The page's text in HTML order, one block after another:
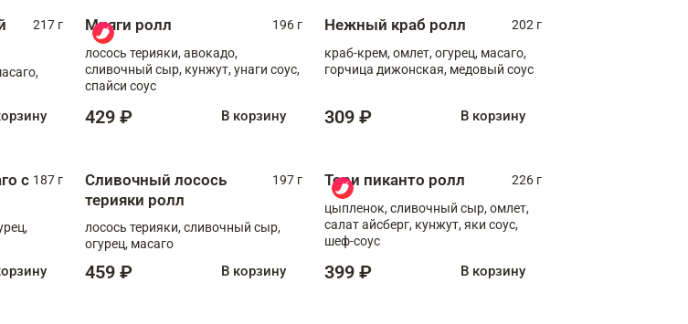
217 г Мияги ролл
196 г
лосось терияки, авокадо,
сливочный сыр, кунжут, унаги соус,
спайси соус
429 ₽ В корзину
Нежный краб ролл
202 г
краб-крем, омлет, огурец, масаго,
горчица дижонская, медовый соус
309 ₽ В корзину
с 187 г
Сливочный лосось
терияки ролл
197 г
лосось терияки, сливочный сыр,
огурец, масаго
459 ₽ В корзину
Тори пиканто ролл
226 г
цыпленок, сливочный сыр, омлет,
салат айсберг, кунжут, яки соус,
шеф-соус
399 ₽ В корзину